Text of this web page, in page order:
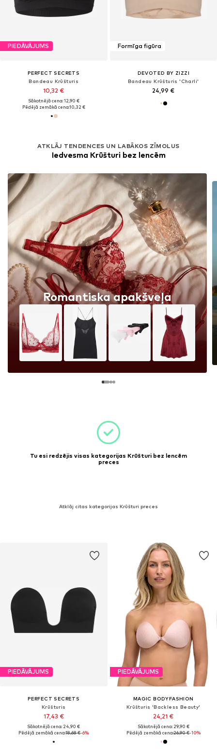
PIEDĀVĀJUMS
PERFECT SECRETS
Bandeau Krūšturis
10,32 €
Sākotnējā cena: 12,90 €
Pēdējā zemākā cena:10,32 €
Formīga figūra
DEVOTED BY ZIZZI
Bandeau Krūšturis 'Charli'
24,99 €
ATKLĀJ TENDENCES UN LABĀKOS ZĪMOLUS
Iedvesma Krūšturi bez lencēm
Romantiska apakšveļa
Tu esi redzējis visas kategorijas Krūšturi bez lencēm
preces
Atklāj citas kategorijas Krūšturi preces
PIEDĀVĀJUMS
PERFECT SECRETS
Krūšturis
17,43 €
Sākotnējā cena: 24,90 €
Pēdējā zemākā cena:18,68 €-6%
PIEDĀVĀJUMS
MAGIC BODYFASHION
Krūšturis 'Backless Beauty'
24,21 €
Sākotnējā cena: 29,90 €
Pēdējā zemākā cena:26,90 €-10%